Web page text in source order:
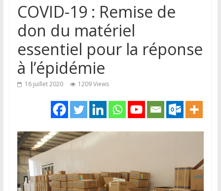
COVID-19 : Remise de
don du matériel
essentiel pour la réponse
à l’épidémie
16 juillet 2020 1209 Views